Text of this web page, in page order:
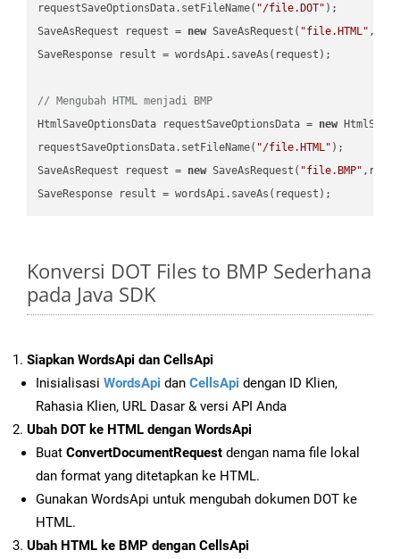
requestSaveOptionsData.setFileName( "/file.DOT" );
SaveAsRequest request = new SaveAsRequest( "file.HTML"
SaveResponse result = wordsApi.saveAs(request);
// Mengubah HTML menjadi BMP
HtmlSaveOptionsData requestSaveOptionsData = new
requestSaveOptionsData.setFileName( "/file.HTML" );
SaveAsRequest request = new SaveAsRequest( "file.BMP"
Konversi DOT Files to BMP Sederhana
pada Java SDK
Siapkan WordsApi dan CellsApi
Inisialisasi WordsApi dan CellsApi dengan ID Klien,
Rahasia Klien, URL Dasar & versi API Anda
Ubah DOT ke HTML dengan WordsApi
Buat ConvertDocumentRequest dengan nama file lokal
dan format yang ditetapkan ke HTML.
Gunakan WordsApi untuk mengubah dokumen DOT ke
HTML.
Ubah HTML ke BMP dengan CellsApi